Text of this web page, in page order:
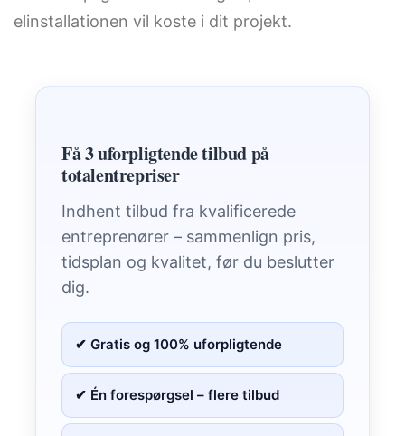
elinstallationen vil koste i dit projekt.
Få 3 uforpligtende tilbud på
totalentrepriser
Indhent tilbud fra kvalificerede
entreprenører – sammenlign pris,
tidsplan og kvalitet, før du beslutter
dig.
✔ Gratis og 100% uforpligtende
✔ Én forespørgsel – flere tilbud